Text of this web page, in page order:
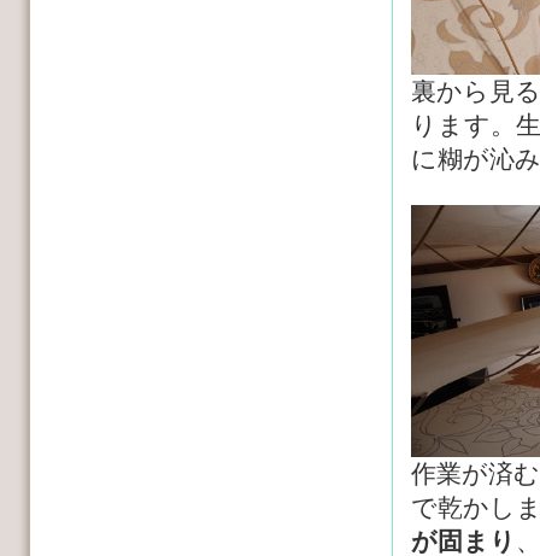
裏から見
ります。
に糊が沁
作業が済
で乾かし
が固まり